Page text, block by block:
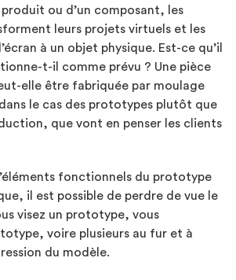
ou d’un composant, les
leurs projets virtuels et les
à un objet physique. Est-ce qu’il
t-il comme prévu ? Une pièce
elle être fabriquée par moulage
le cas des prototypes plutôt que
que vont en penser les clients
fonctionnels du prototype
il est possible de perdre de vue le
visez un prototype, vous
voire plusieurs au fur et à
du modèle.